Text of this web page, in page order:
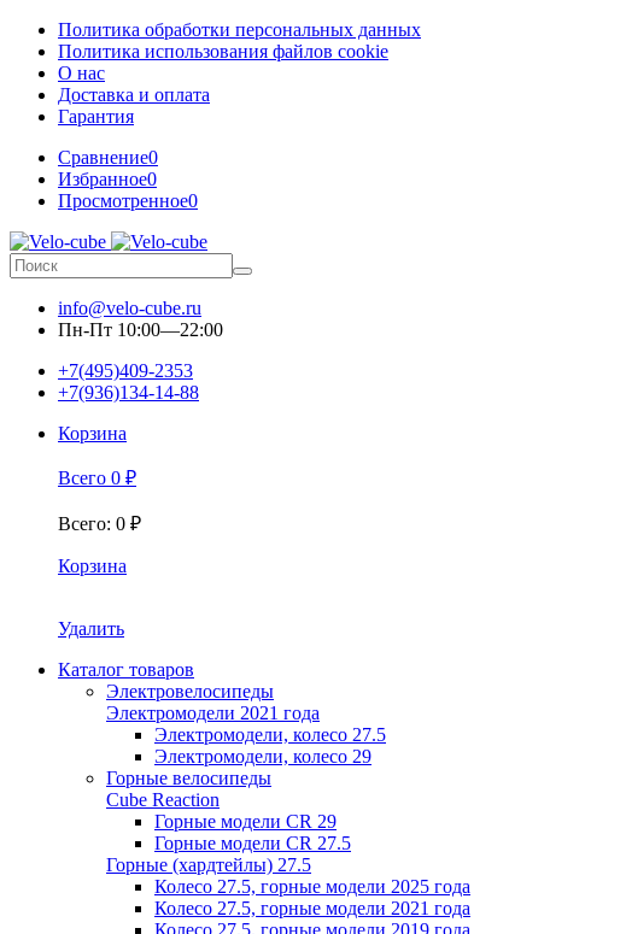
Политика обработки персональных данных
Политика использования файлов cookie
О нас
Доставка и оплата
Гарантия
Сравнение0
Избранное0
Просмотренное0
info@velo-cube.ru
Пн-Пт 10:00—22:00
+7(495)409-2353
+7(936)134-14-88
Корзина
Всего 0 ₽
Всего: 0 ₽
Корзина
Удалить
Каталог товаров
Электровелосипеды
Электромодели 2021 года
Электромодели, колесо 27.5
Электромодели, колесо 29
Горные велосипеды
Cube Reaction
Горные модели CR 29
Горные модели CR 27.5
Горные (хардтейлы) 27.5
Колесо 27.5, горные модели 2025 года
Колесо 27.5, горные модели 2021 года
Колесо 27.5, горные модели 2019 года